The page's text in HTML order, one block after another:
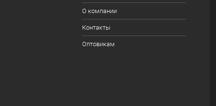
О компании
Контакты
Оптовикам